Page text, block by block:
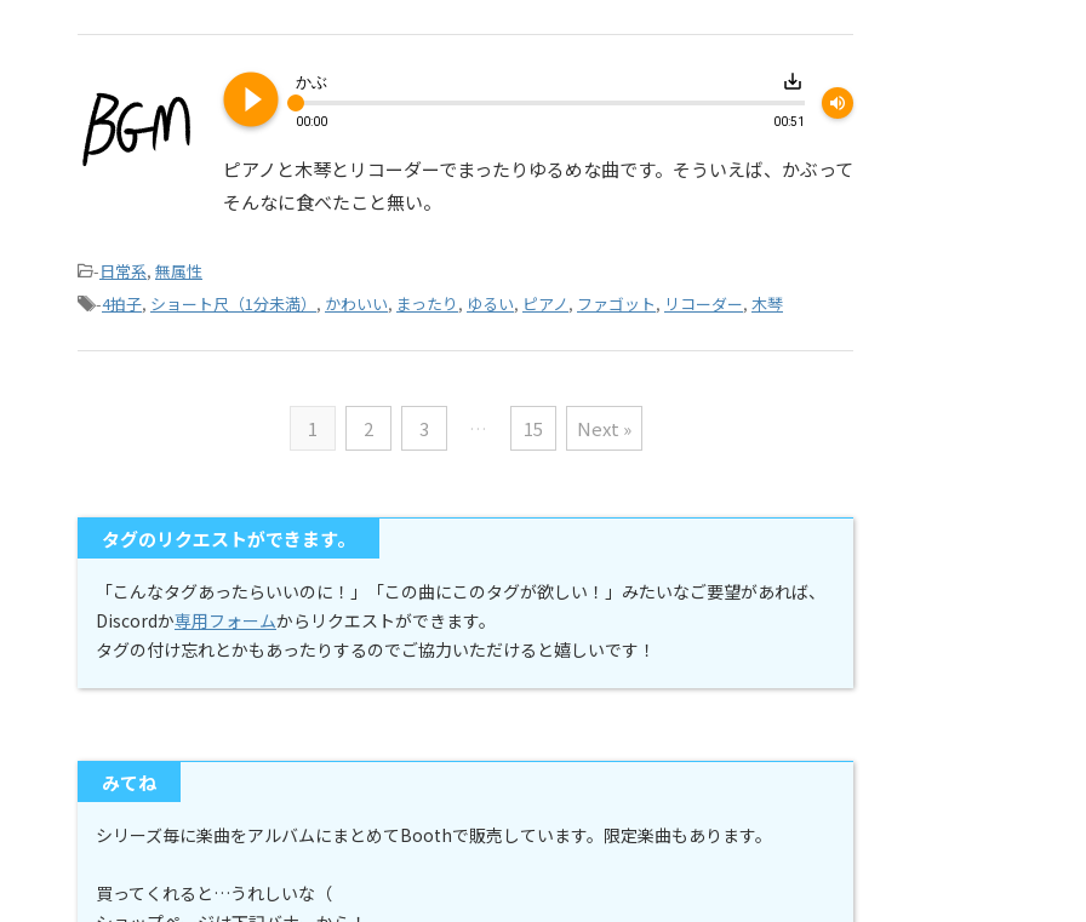
play_circle_filled かぶ save_alt
00:00 00:51
volume_up
ピアノと木琴とリコーダーでまったりゆるめな曲です。そういえば、かぶって
そんなに食べたこと無い。
-日常系, 無属性
-4拍子, ショート尺（1分未満） , かわいい, まったり , ゆるい, ピアノ, ファゴット, リコーダー, 木琴
1 2 3 … 15 Next »
タグのリクエストができます。
「こんなタグあったらいいのに！」「この曲にこのタグが欲しい！」みたいなご要望があれば、
Discordか専用フォームからリクエストができます。
タグの付け忘れとかもあったりするのでご協力いただけると嬉しいです！
みてね
シリーズ毎に楽曲をアルバムにまとめてBoothで販売しています。限定楽曲もあります。
買ってくれると…うれしいな（